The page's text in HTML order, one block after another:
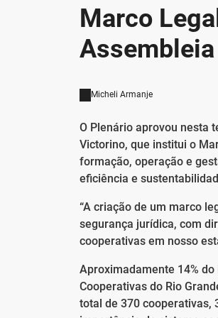
Marco
Assembleia
Micheli Armanje
O Plenário aprovou nesta
Victorino, que institui o
formação, operação e
eficiência e
“A criação de um marco
segurança jurídica, com
cooperativas em nosso
Aproximadamente 14%
Cooperativas do Rio
total de 370 cooperativas,